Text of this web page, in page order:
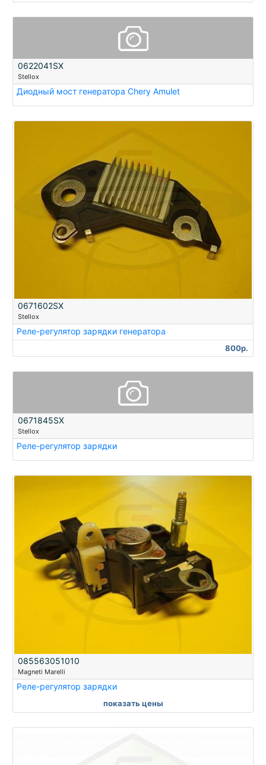
0622041SX
Stellox
Диодный мост генератора Chery Amulet
0671602SX
Stellox
Реле-регулятор зарядки генератора
800р.
0671845SX
Stellox
Реле-регулятор зарядки
085563051010
Magneti Marelli
Реле-регулятор зарядки
показать цены